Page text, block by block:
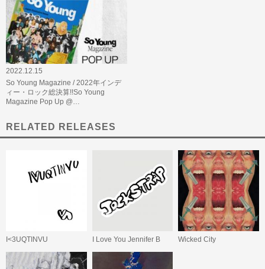
2022.12.15
So Young Magazine / 2022年インデ
ィー・ロック総決算!!So Young
Magazine Pop Up @…
RELATED RELEASES
I<3UQTINVU I Love You Jennifer B Wicked City